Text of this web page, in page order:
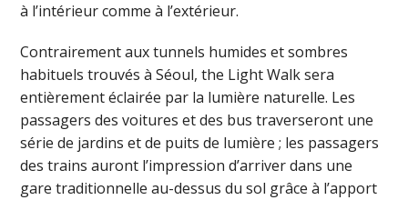
à l’intérieur comme à l’extérieur.
Contrairement aux tunnels humides et sombres
habituels trouvés à Séoul, the Light Walk sera
entièrement éclairée par la lumière naturelle. Les
passagers des voitures et des bus traverseront une
série de jardins et de puits de lumière ; les passagers
des trains auront l’impression d’arriver dans une
gare traditionnelle au-dessus du sol grâce à l’apport